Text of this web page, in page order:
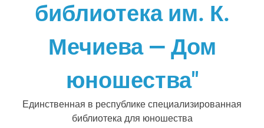
библиотека им. К.
Мечиева — Дом
юношества"
Единственная в республике специализированная
библиотека для юношества